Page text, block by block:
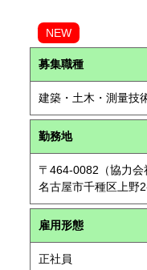
NEW
募集職種
建築・土木・測量技
勤務地
〒464-0082（協力会
名古屋市千種区上
雇用形態
正社員